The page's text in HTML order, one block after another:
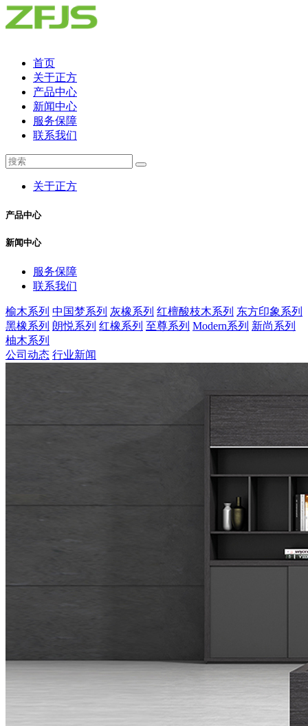
首页
关于正方
产品中心
新闻中心
服务保障
联系我们
关于正方
产品中心
新闻中心
服务保障
联系我们
榆木系列 中国梦系列 灰橡系列 红檀酸枝木系列 东方印象系列
黑橡系列 朗悦系列 红橡系列 至尊系列 Modern系列 新尚系列
柚木系列
公司动态 行业新闻